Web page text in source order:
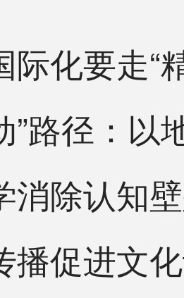
化要走“精
”路径：以
消除认知
播促进文